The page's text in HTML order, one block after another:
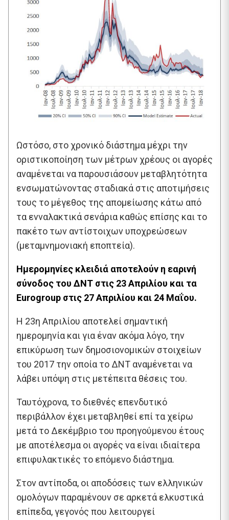
Ωστόσο, στο χρονικό διάστημα μέχρι την
οριστικοποίηση των μέτρων χρέους οι αγορές
αναμένεται να παρουσιάσουν μεταβλητότητα
ενσωματώνοντας σταδιακά στις αποτιμήσεις
τους το μέγεθος της απομείωσης κάτω από
τα ενναλακτικά σενάρια καθώς επίσης και το
πακέτο των αντίστοιχων υποχρεώσεων
(μεταμνημονιακή εποπτεία).
Ημερομηνίες κλειδιά αποτελούν η εαρινή
σύνοδος του ΔΝΤ στις 23 Απριλίου και τα
Eurogroup στις 27 Απριλίου και 24 Μαΐου.
Η 23η Απριλίου αποτελεί σημαντική
ημερομηνία και για έναν ακόμα λόγο, την
επικύρωση των δημοσιονομικών στοιχείων
του 2017 την οποία το ΔΝΤ αναμένεται να
λάβει υπόψη στις μετέπειτα θέσεις του.
Ταυτόχρονα, το διεθνές επενδυτικό
περιβάλλον έχει μεταβληθεί επί τα χείρω
μετά το Δεκέμβριο του προηγούμενου έτους
με αποτέλεσμα οι αγορές να είναι ιδιαίτερα
επιφυλακτικές το επόμενο διάστημα.
Στον αντίποδα, οι αποδόσεις των ελληνικών
ομολόγων παραμένουν σε αρκετά ελκυστικά
επίπεδα, γεγονός που λειτουργεί